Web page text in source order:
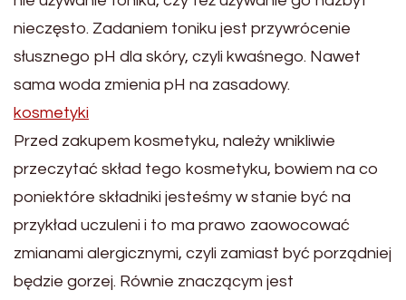
nieczęsto. Zadaniem toniku jest przywrócenie
słusznego pH dla skóry, czyli kwaśnego. Nawet
sama woda zmienia pH na zasadowy.
kosmetyki
Przed zakupem kosmetyku, należy wnikliwie
przeczytać skład tego kosmetyku, bowiem na co
poniektóre składniki jesteśmy w stanie być na
przykład uczuleni i to ma prawo zaowocować
zmianami alergicznymi, czyli zamiast być porządniej
będzie gorzej. Równie znaczącym jest